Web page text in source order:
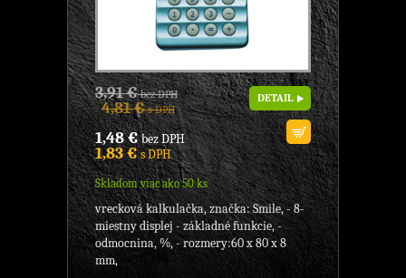
3,91 €bez DPH
4,81 €s DPH
1,48 €bez DPH
1,83 €s DPH
Skladom viac ako 50 ks
DETAIL
vrecková kalkulačka, značka: Smile, - 8-
miestny displej - základné funkcie, -
odmocnina, %, - rozmery:60 x 80 x 8
mm,